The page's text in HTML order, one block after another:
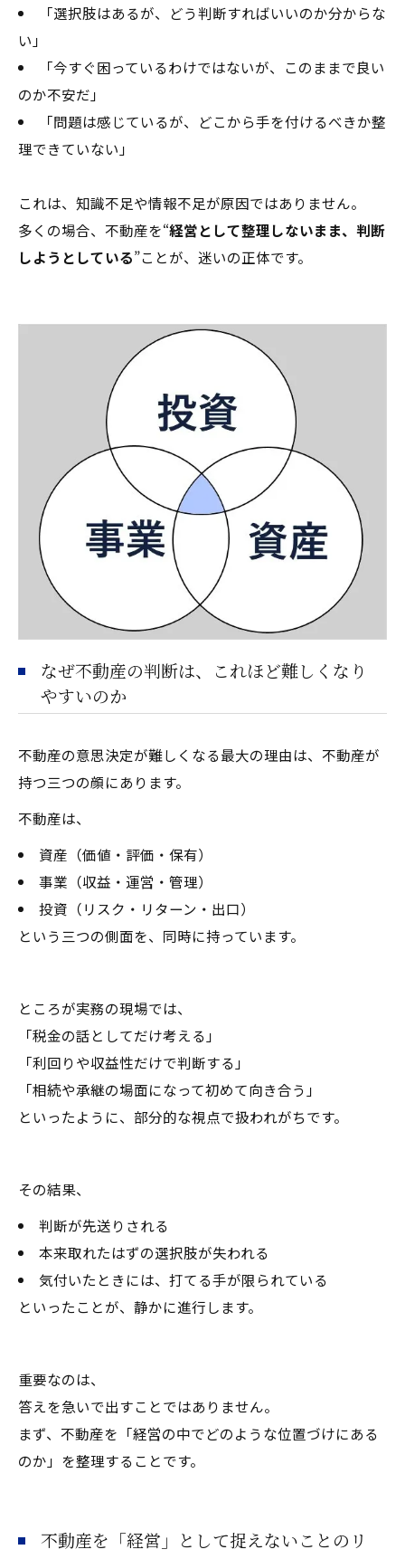
「選択肢はあるが、どう判断すればいいのか分からな
い」
「今すぐ困っているわけではないが、このままで良い
のか不安だ」
「問題は感じているが、どこから手を付けるべきか整
理できていない」
これは、知識不足や情報不足が原因ではありません。
多くの場合、不動産を“経営として整理しないまま、判断
しようとしている”ことが、迷いの正体です。
なぜ不動産の判断は、これほど難しくなり
やすいのか
不動産の意思決定が難しくなる最大の理由は、不動産が
持つ三つの顔にあります。
不動産は、
資産（価値・評価・保有）
事業（収益・運営・管理）
投資（リスク・リターン・出口）
という三つの側面を、同時に持っています。
ところが実務の現場では、
「税金の話としてだけ考える」
「利回りや収益性だけで判断する」
「相続や承継の場面になって初めて向き合う」
といったように、部分的な視点で扱われがちです。
その結果、
判断が先送りされる
本来取れたはずの選択肢が失われる
気付いたときには、打てる手が限られている
といったことが、静かに進行します。
重要なのは、
答えを急いで出すことではありません。
まず、不動産を「経営の中でどのような位置づけにある
のか」を整理することです。
不動産を「経営」として捉えないことのリ